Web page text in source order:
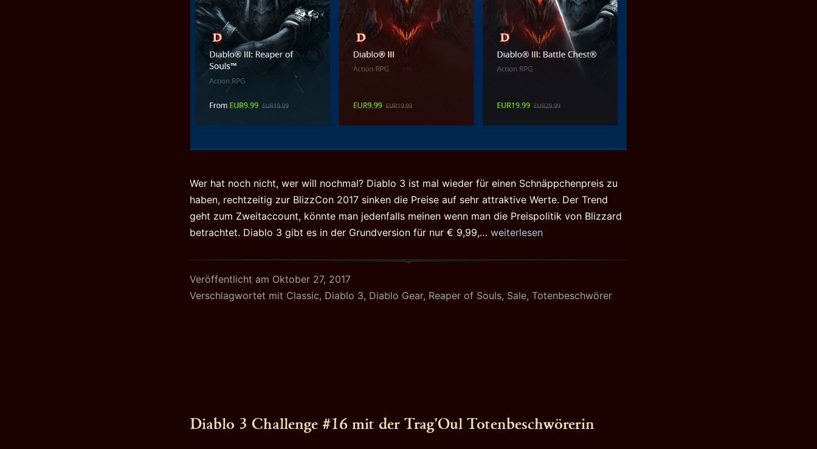
Wer hat noch nicht, wer will nochmal? Diablo 3 ist mal wieder für einen Schnäppchenpreis zu
haben, rechtzeitig zur BlizzCon 2017 sinken die Preise auf sehr attraktive Werte. Der Trend
geht zum Zweitaccount, könnte man jedenfalls meinen wenn man die Preispolitik von Blizzard
betrachtet. Diablo 3 gibt es in der Grundversion für nur € 9,99,… Diablo
Schnäppchen
BlizzCon
weiterlesen
Veröffentlicht am Oktober 27, 2017
Verschlagwortet mit Classic, Diablo 3, Diablo Gear, Reaper of Souls, Sale, Totenbeschwörer
Diablo 3 Challenge #16 mit der Trag'Oul Totenbeschwörerin